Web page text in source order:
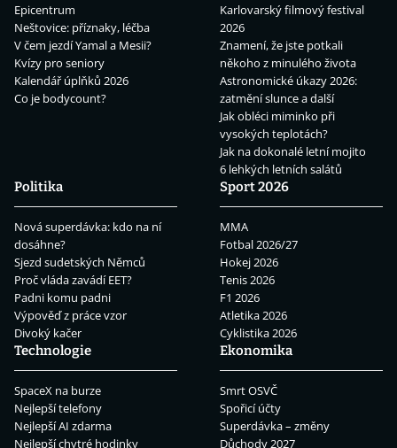
Epicentrum
Neštovice: příznaky, léčba
V čem jezdí Yamal a Mesii?
Kvízy pro seniory
Kalendář úplňků 2026
Co je bodycount?
Karlovarský filmový festival
2026
Znamení, že jste potkali
někoho z minulého života
Astronomické úkazy 2026:
zatmění slunce a další
Jak obléci miminko při
vysokých teplotách?
Jak na dokonalé letní mojito
6 lehkých letních salátů
Politika
Nová superdávka: kdo na ní
dosáhne?
Sjezd sudetských Němců
Proč vláda zavádí EET?
Padni komu padni
Výpověď z práce vzor
Divoký kačer
Sport 2026
MMA
Fotbal 2026/27
Hokej 2026
Tenis 2026
F1 2026
Atletika 2026
Cyklistika 2026
Technologie
SpaceX na burze
Nejlepší telefony
Nejlepší AI zdarma
Nejlepší chytré hodinky
Ekonomika
Smrt OSVČ
Spořicí účty
Superdávka – změny
Důchody 2027